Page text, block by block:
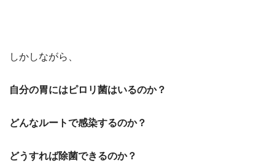
しかしながら、
自分の胃にはピロリ菌はいるのか？
どんなルートで感染するのか？
どうすれば除菌できるのか？